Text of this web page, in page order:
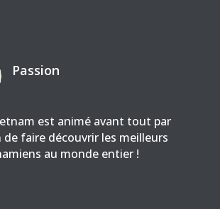
Passion
est animé avant tout par
de faire découvrir les meilleurs
au monde entier !